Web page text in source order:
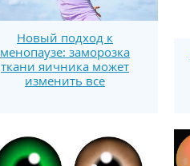
Новый подход к
менопаузе: заморозка
ткани яичника может
изменить все